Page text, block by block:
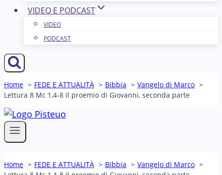
VIDEO E PODCAST
VIDEO
PODCAST
Home FEDE E ATTUALITÀ Bibbia
Vangelo di Marco
Lettura 8 Mc 1,4-8 Il proemio di Giovanni, seconda parte
Home FEDE E ATTUALITÀ Bibbia
Vangelo di Marco